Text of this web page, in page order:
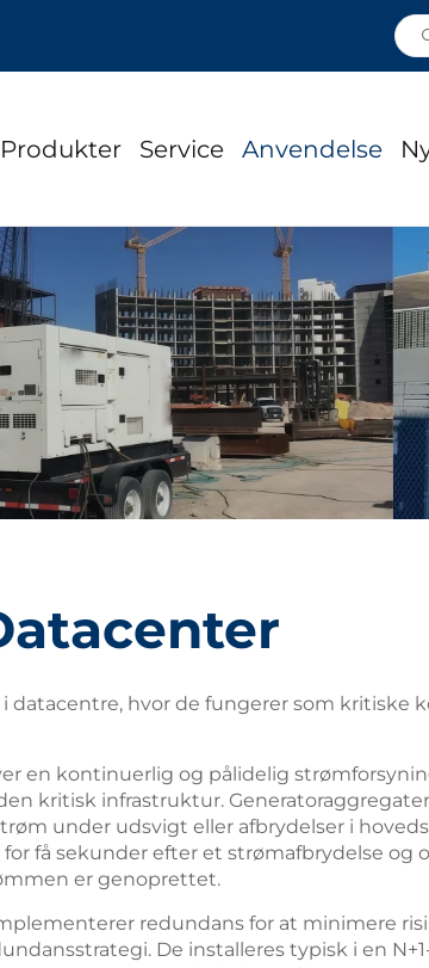
Produkter Service Anvendelse
datacentre, hvor de fungerer som kritiske
en kontinuerlig og pålidelig
kritisk infrastruktur.
under udsvigt eller afbrydelser i
få sekunder efter et strømafbrydelse og
er genoprettet.
redundans for at minimere
De installeres typisk i en